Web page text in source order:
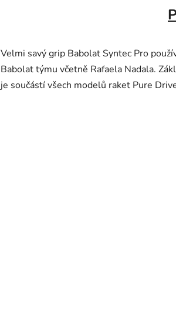
Velmi savý grip Babolat Syntec Pro
Babolat týmu včetně Rafaela Nadala.
je součástí všech modelů raket Pure